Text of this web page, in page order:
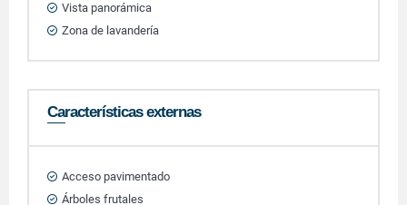
Vista panorámica
Zona de lavandería
Características externas
Acceso pavimentado
Árboles frutales